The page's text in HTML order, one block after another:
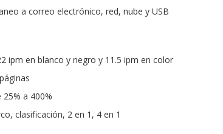
a correo electrónico, red, nube y USB
ipm en blanco y negro y 11.5 ipm en color
a 400%
clasificación, 2 en 1, 4 en 1